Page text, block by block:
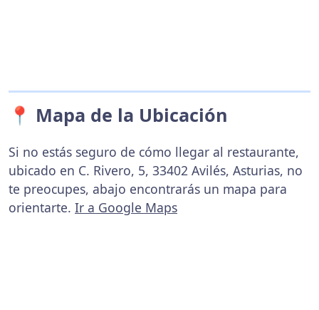
📍 Mapa de la Ubicación
Si no estás seguro de cómo llegar al restaurante,
ubicado en C. Rivero, 5, 33402 Avilés, Asturias, no
te preocupes, abajo encontrarás un mapa para
orientarte. Ir a Google Maps